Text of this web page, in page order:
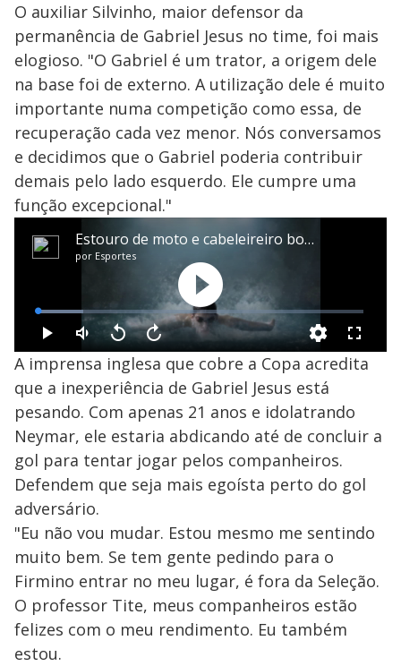
O auxiliar Silvinho, maior defensor da
permanência de Gabriel Jesus no time, foi mais
elogioso. "O Gabriel é um trator, a origem dele
na base foi de externo. A utilização dele é muito
importante numa competição como essa, de
recuperação cada vez menor. Nós conversamos
e decidimos que o Gabriel poderia contribuir
demais pelo lado esquerdo. Ele cumpre uma
função excepcional."
A imprensa inglesa que cobre a Copa acredita
que a inexperiência de Gabriel Jesus está
pesando. Com apenas 21 anos e idolatrando
Neymar, ele estaria abdicando até de concluir a
gol para tentar jogar pelos companheiros.
Defendem que seja mais egoísta perto do gol
adversário.
"Eu não vou mudar. Estou mesmo me sentindo
muito bem. Se tem gente pedindo para o
Firmino entrar no meu lugar, é fora da Seleção.
O professor Tite, meus companheiros estão
felizes com o meu rendimento. Eu também
estou.